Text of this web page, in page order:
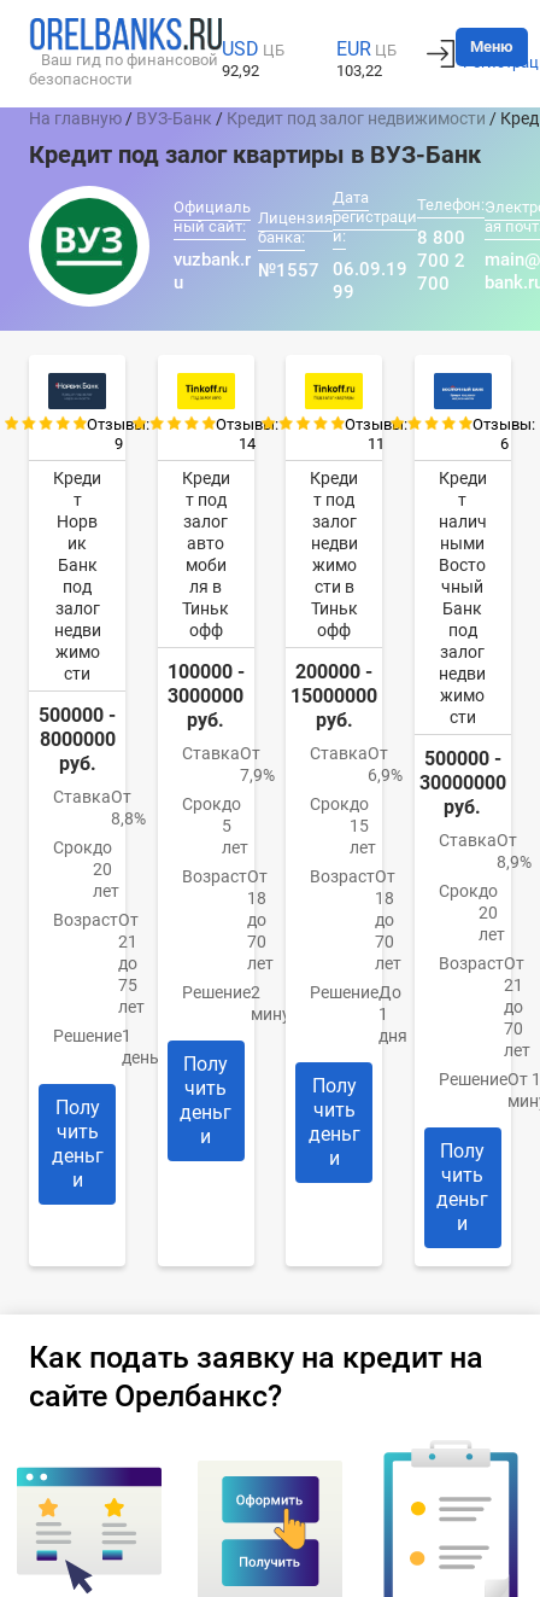
Ваш гид по финансовой
безопасности
USD ЦБ
92,92
EUR ЦБ
103,22
Вход
Меню
На главную / ВУЗ-Банк / Кредит под залог недвижимости /
Кредит под залог квартиры в ВУЗ-Банк
Официаль
ный сайт:
vuzbank.r
u
Лицензия
банка:
№1557
Дата
регистраци
и:
06.09.19
99
Телефон:
8 800
700 2
700
ая
Отзывы:
9
Креди
т
Норв
ик
Банк
под
залог
недви
жимо
сти
500000 -
8000000
руб.
СтавкаОт
8,8%
Срокдо
20
лет
ВозрастОт
21
до
75
лет
Решение1
день
Полу
чить
деньг
и
Отзывы:
14
Креди
т под
залог
авто
моби
ля в
Тиньк
офф
100000 -
3000000
руб.
СтавкаОт
7,9%
Срокдо
5
лет
ВозрастОт
18
до
70
лет
Решение2
минуты
Полу
чить
деньг
и
Отзывы:
11
Креди
т под
залог
недви
жимо
сти в
Тиньк
офф
200000 -
15000000
руб.
СтавкаОт
6,9%
Срокдо
15
лет
ВозрастОт
18
до
70
лет
РешениеДо
1
дня
Полу
чить
деньг
и
Отзывы:
6
Креди
т
налич
ными
Восто
чный
Банк
под
залог
недви
жимо
сти
500000 -
30000000
руб.
СтавкаОт
8,9%
Срокдо
20
лет
ВозрастОт
21
до
70
лет
РешениеОт
Полу
чить
деньг
и
Как подать заявку на кредит на
сайте Орелбанкс?